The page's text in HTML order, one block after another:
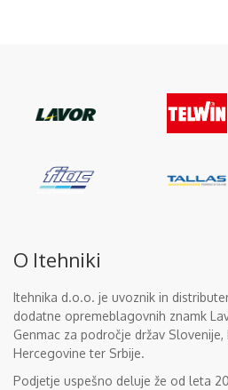
O Itehniki
Itehnika d.o.o. je uvoznik in
dodatne opremeblagovnih znamk
Genmac za področje držav Slovenije,
Hercegovine ter Srbije.
Podjetje uspešno deluje že od leta